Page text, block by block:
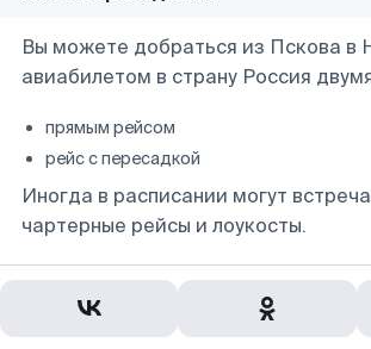
Вы можете добраться из Пскова в
авиабилетом в страну Россия
прямым рейсом
рейс с пересадкой
Иногда в расписании могут
чартерные рейсы и лоукосты.